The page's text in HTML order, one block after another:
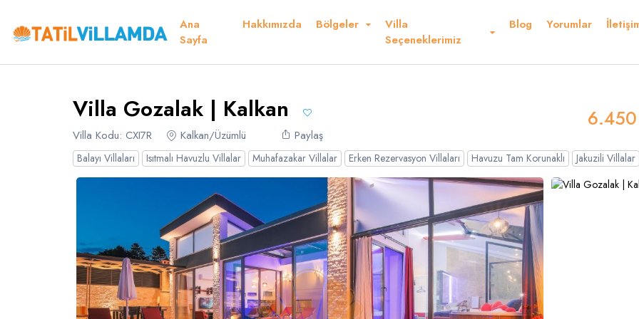
Ana
Sayfa
Hakkımızda Bölgeler
Villa
Seçeneklerimiz
Blog Yorumlar
Villa Gozalak | Kalkan
Villa Kodu: CXI7R Kalkan/Üzümlü Paylaş
Teşekkür Ederiz
Balayı Villaları Isıtmalı Havuzlu Villalar Muhafazakar Villalar Erken Rezervasyon Villaları Havuzu Tam Korunaklı Jakuzili Villalar
Detaylar Fiyatlar Müsaitlik Takvimi Kurallar ve Şartlar Konum Yorumlar
Dil Seçiniz
Türkçe English French
Russian Spanish
Kur Seçiniz
USD GBP- £
Favorilerim
Müsaitlik Takvimi
Müsaitlik Takvimi